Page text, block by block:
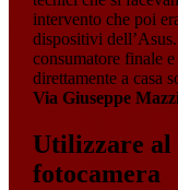
intervento che poi
dispositivi
consumatore finale
direttamente a casa
Via Giuseppe
Utilizzare al
fotocamera